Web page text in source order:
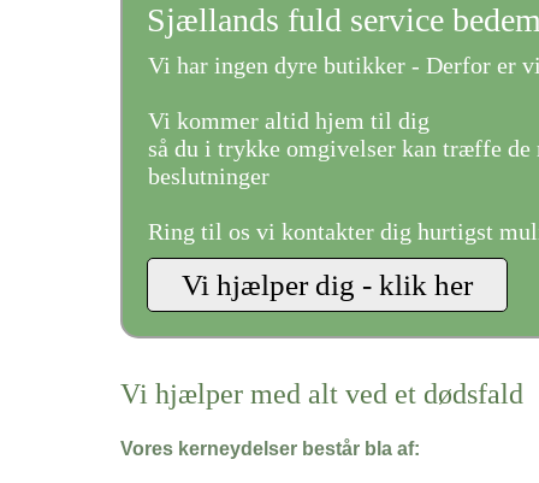
Sjællands fuld service
Vi har ingen dyre butikker - Derfor er
Vi kommer altid hjem til dig
så du i trykke omgivelser kan træffe de
beslutninger
Ring til os vi kontakter dig hurtigst
Vi hjælper med alt ved et dødsfald
Vores kerneydelser består bla af: